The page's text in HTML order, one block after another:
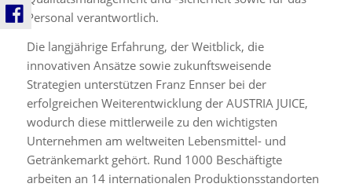
Personal verantwortlich.
Die langjährige Erfahrung, der Weitblick, die
innovativen Ansätze sowie zukunftsweisende
Strategien unterstützen Franz Ennser bei der
erfolgreichen Weiterentwicklung der AUSTRIA JUICE,
wodurch diese mittlerweile zu den wichtigsten
Unternehmen am weltweiten Lebensmittel- und
Getränkemarkt gehört. Rund 1000 Beschäftigte
arbeiten an 14 internationalen Produktionsstandorten